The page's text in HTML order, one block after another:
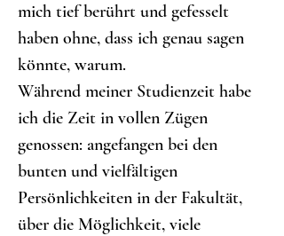
mich tief berührt und gefesselt
haben ohne, dass ich genau sagen
könnte, warum.
Während meiner Studienzeit habe
ich die Zeit in vollen Zügen
genossen: angefangen bei den
bunten und vielfältigen
Persönlichkeiten in der Fakultät,
über die Möglichkeit, viele